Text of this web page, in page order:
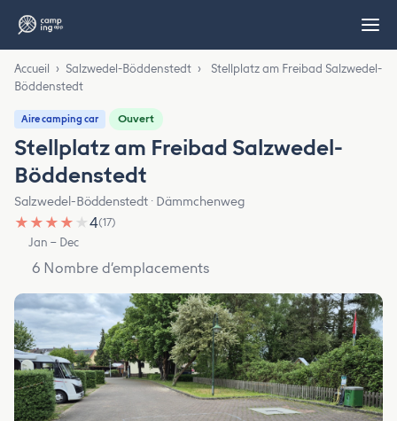
Accueil › Salzwedel-Böddenstedt ›
Stellplatz am Freibad Salzwedel-
Böddenstedt
Aire camping car Ouvert
Stellplatz am Freibad Salzwedel-
Böddenstedt
Salzwedel-Böddenstedt · Dämmchenweg
★ ★ ★ ★ ★4(17)
Jan – Dec
6 Nombre d’emplacements